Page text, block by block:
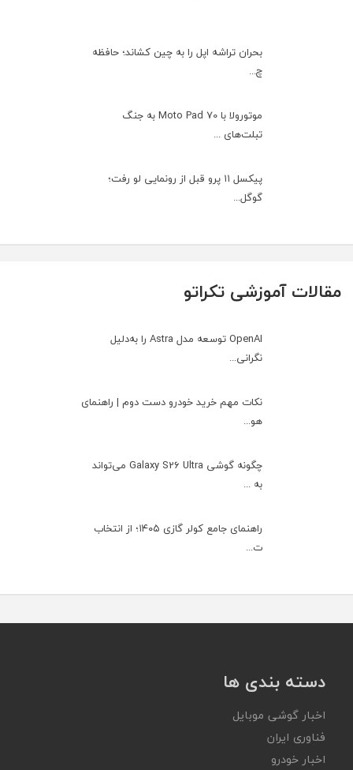
بحران تراشه اپل را به چین کشاند؛ حافظه
چ...
موتورولا با Moto Pad 70 به جنگ
تبلت‌های ...
پیکسل ۱۱ پرو قبل از رونمایی لو رفت؛
گوگل...
مقالات آموزشی تکراتو
OpenAI توسعه مدل Astra را به‌دلیل
نگرانی...
نکات مهم خرید خودرو دست دوم | راهنمای
هو...
چگونه گوشی Galaxy S26 Ultra می‌تواند
به ...
راهنمای جامع کولر گازی ۱۴۰۵؛ از انتخاب
ت...
دسته بندی ها
اخبار گوشی موبایل
فناوری ایران
اخبار خودرو